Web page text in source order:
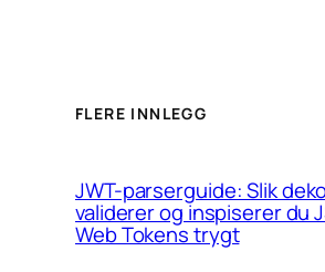
FLERE INNLEGG
JWT-parserguide: Slik
validerer og inspiserer du
Web Tokens trygt